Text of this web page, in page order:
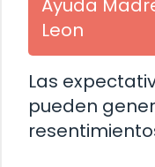
Ayuda
Leon
Las
pueden